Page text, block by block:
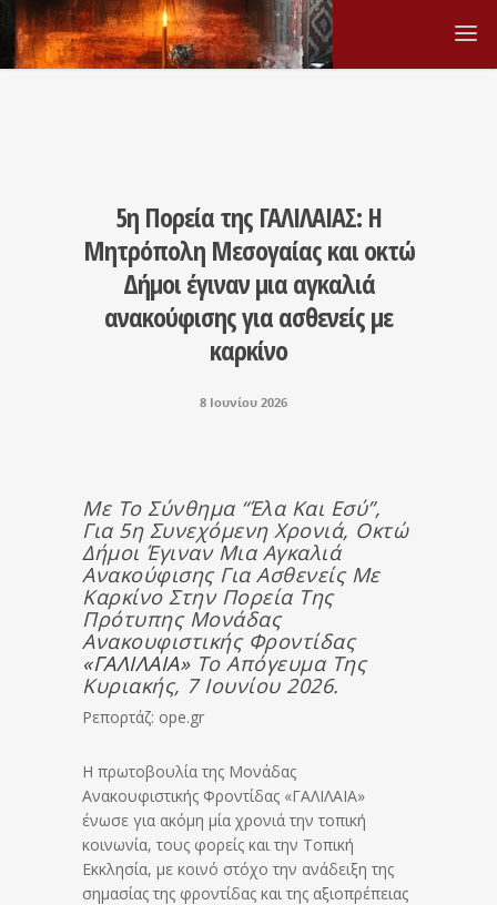
5η Πορεία της ΓΑΛΙΛΑΙΑΣ: Η
Μητρόπολη Μεσογαίας και οκτώ
Δήμοι έγιναν μια αγκαλιά
ανακούφισης για ασθενείς με
καρκίνο
8 Ιουνίου 2026
Με Το Σύνθημα “Έλα Και Εσύ”,
Για 5η Συνεχόμενη Χρονιά, Οκτώ
Δήμοι Έγιναν Μια Αγκαλιά
Ανακούφισης Για Ασθενείς Με
Καρκίνο Στην Πορεία Της
Πρότυπης Μονάδας
Ανακουφιστικής Φροντίδας
«ΓΑΛΙΛΑΙΑ»Το Απόγευμα Της
Κυριακής, 7 Ιουνίου 2026.
Ρεπορτάζ: ope.gr
Η πρωτοβουλία της Μονάδας
Ανακουφιστικής Φροντίδας «ΓΑΛΙΛΑΙΑ»
ένωσε για ακόμη μία χρονιά την τοπική
κοινωνία, τους φορείς και την Τοπική
Εκκλησία, με κοινό στόχο την ανάδειξη της
σημασίας της φροντίδας και της αξιοπρέπειας